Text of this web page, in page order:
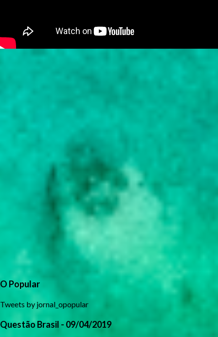
O Popular
Tweets by jornal_opopular
Questão Brasil - 09/04/2019